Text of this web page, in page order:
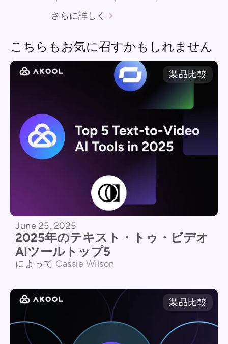
さらに詳しく
こちらもお気に召すかもしれません
製品比較
June 25, 2025
2025年のテキスト・トゥ・ビデオ
AIツールトップ5
によって Cassie Wilson
製品比較